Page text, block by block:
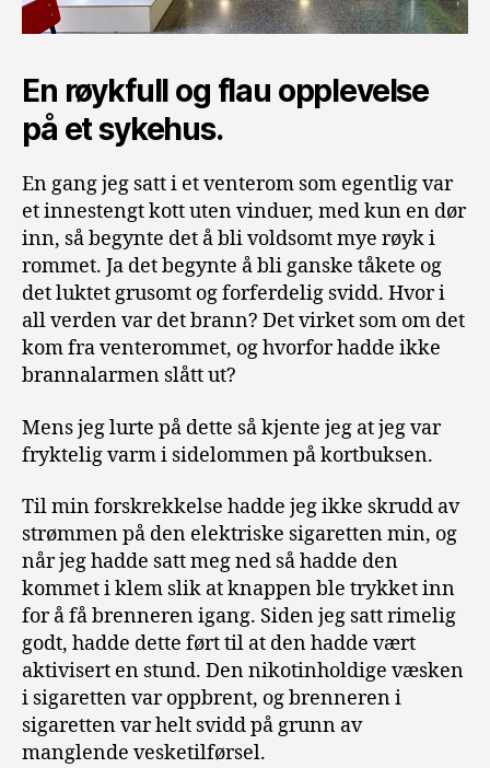
En røykfull og flau opplevelse
på et sykehus.
En gang jeg satt i et venterom som egentlig var
et innestengt kott uten vinduer, med kun en dør
inn, så begynte det å bli voldsomt mye røyk i
rommet. Ja det begynte å bli ganske tåkete og
det luktet grusomt og forferdelig svidd. Hvor i
all verden var det brann? Det virket som om det
kom fra venterommet, og hvorfor hadde ikke
brannalarmen slått ut?
Mens jeg lurte på dette så kjente jeg at jeg var
fryktelig varm i sidelommen på kortbuksen.
Til min forskrekkelse hadde jeg ikke skrudd av
strømmen på den elektriske sigaretten min, og
når jeg hadde satt meg ned så hadde den
kommet i klem slik at knappen ble trykket inn
for å få brenneren igang. Siden jeg satt rimelig
godt, hadde dette ført til at den hadde vært
aktivisert en stund. Den nikotinholdige væsken
i sigaretten var oppbrent, og brenneren i
sigaretten var helt svidd på grunn av
manglende vesketilførsel.